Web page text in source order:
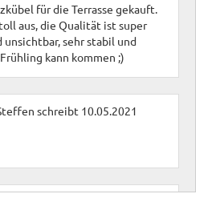
für die Terrasse gekauft.
aus, die Qualität ist super
unsichtbar, sehr stabil und
kann kommen ;)
schreibt 10.05.2021